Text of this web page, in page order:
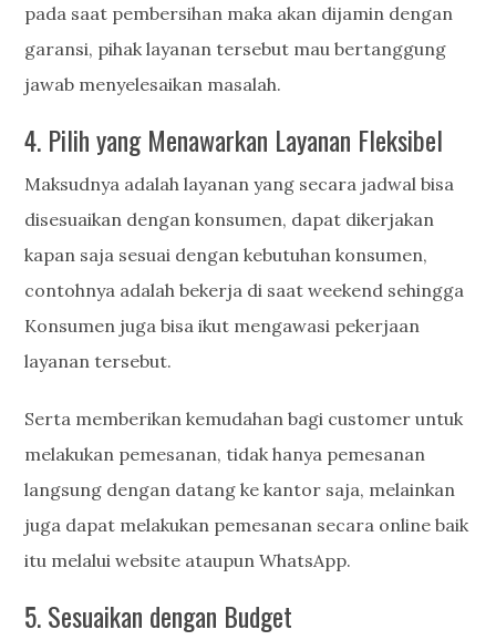
pada saat pembersihan maka akan dijamin dengan
garansi, pihak layanan tersebut mau bertanggung
jawab menyelesaikan masalah.
4. Pilih yang Menawarkan Layanan Fleksibel
Maksudnya adalah layanan yang secara jadwal bisa
disesuaikan dengan konsumen, dapat dikerjakan
kapan saja sesuai dengan kebutuhan konsumen,
contohnya adalah bekerja di saat weekend sehingga
Konsumen juga bisa ikut mengawasi pekerjaan
layanan tersebut.
Serta memberikan kemudahan bagi customer untuk
melakukan pemesanan, tidak hanya pemesanan
langsung dengan datang ke kantor saja, melainkan
juga dapat melakukan pemesanan secara online baik
itu melalui website ataupun WhatsApp.
5. Sesuaikan dengan Budget